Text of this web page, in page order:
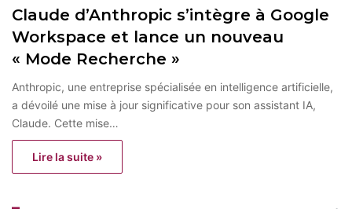
Claude d’Anthropic s’intègre à Google
Workspace et lance un nouveau
« Mode Recherche »
Anthropic, une entreprise spécialisée en intelligence artificielle,
a dévoilé une mise à jour significative pour son assistant IA,
Claude. Cette mise…
Lire la suite »